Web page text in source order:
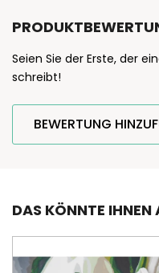
Seien Sie der Erste, der
schreibt!
BEWERTUNG
DAS KÖNNTE IHNEN